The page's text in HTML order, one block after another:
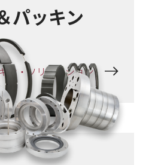
パッキン
ン・ソリューション